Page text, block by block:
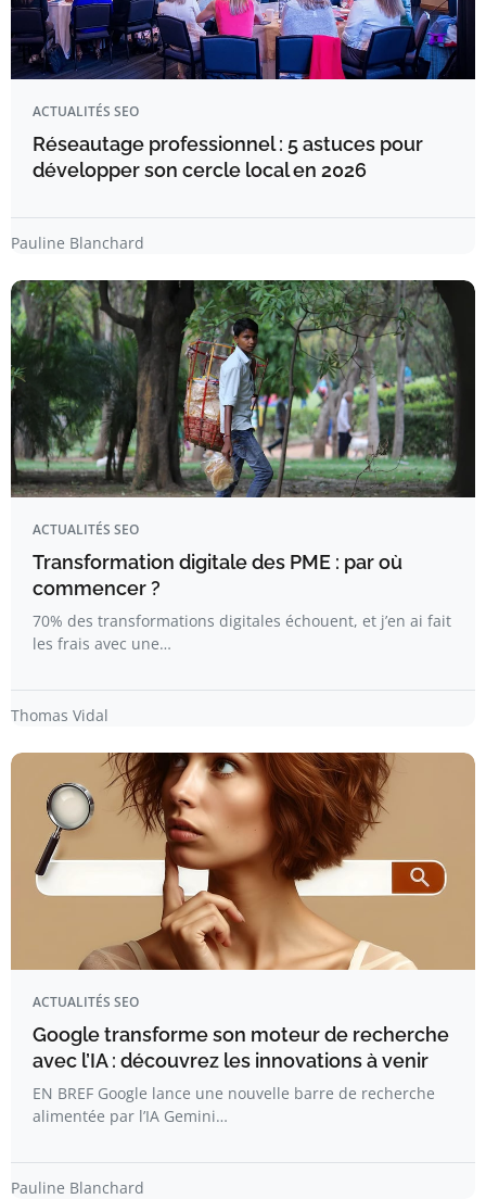
ACTUALITÉS SEO
Réseautage professionnel : 5 astuces pour
développer son cercle local en 2026
Pauline Blanchard
ACTUALITÉS SEO
Transformation digitale des PME : par où
commencer ?
70% des transformations digitales échouent, et j’en ai fait
les frais avec une…
Thomas Vidal
ACTUALITÉS SEO
Google transforme son moteur de recherche
avec l’IA : découvrez les innovations à venir
EN BREF Google lance une nouvelle barre de recherche
alimentée par l’IA Gemini…
Pauline Blanchard